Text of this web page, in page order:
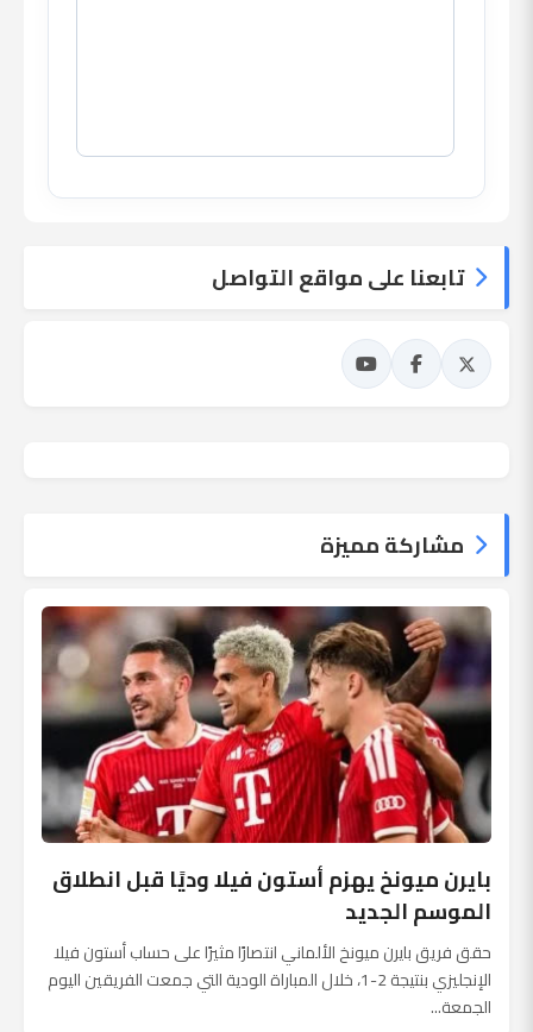
تابعنا على مواقع التواصل
مشاركة مميزة
بايرن ميونخ يهزم أستون فيلا وديًا قبل انطلاق
الموسم الجديد
حقق فريق بايرن ميونخ الألماني انتصارًا مثيرًا على حساب أستون فيلا
الإنجليزي بنتيجة 2-1، خلال المباراة الودية التي جمعت الفريقين اليوم
الجمعة...